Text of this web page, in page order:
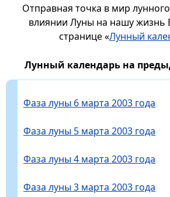
Отправная точка в мир
влиянии Луны на нашу жизнь
странице «Лунный
Лунный календарь на
Фаза луны 6 марта 2003 года
Фаза луны 5 марта 2003 года
Фаза луны 4 марта 2003 года
Фаза луны 3 марта 2003 года